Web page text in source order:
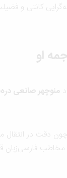
کانتی و
او
منوچهر صانعی
دقت در انتقال
مخاطب